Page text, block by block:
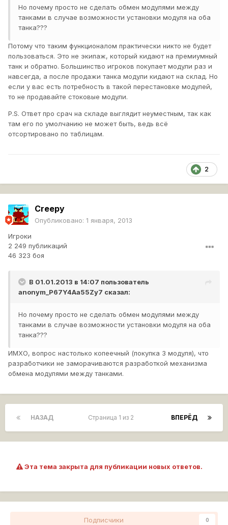
Но почему просто не сделать обмен модулями между
танками в случае возможности установки модуля на оба
танка???
Потому что таким функционалом практически никто не будет
пользоваться. Это не экипаж, который кидают на премиумный
танк и обратно. Большинство игроков покупает модули раз и
навсегда, а после продажи танка модули кидают на склад. Но
если у вас есть потребность в такой перестановке модулей,
то не продавайте стоковые модули.
P.S. Ответ про срач на складе выглядит неуместным, так как
там его по умолчанию не может быть, ведь всё
отсортировано по таблицам.
2
Creepy
Опубликовано: 1 января, 2013
Игроки
2 249 публикаций
46 323 боя
В 01.01.2013 в 14:07 пользователь
anonym_P67Y4Aa55Zy7 сказал:
Но почему просто не сделать обмен модулями между
танками в случае возможности установки модуля на оба
танка???
ИМХО, вопрос настолько копеечный (покупка 3 модуля), что
разработчики не заморачиваются разработкой механизма
обмена модулями между танками.
НАЗАД ВПЕРЁД
Страница 1 из 2
Эта тема закрыта для публикации новых ответов.
Подписчики 0